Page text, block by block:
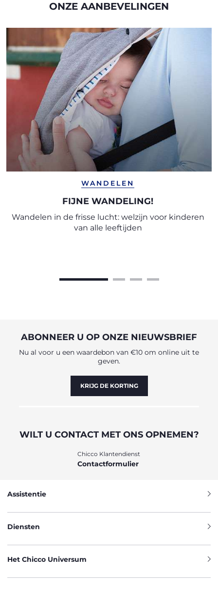
ONZE AANBEVELINGEN
WANDELEN
FIJNE WANDELING!
Wandelen in de frisse lucht: welzijn voor kinderen
van alle leeftijden
ABONNEER U OP ONZE NIEUWSBRIEF
Nu al voor u een waardebon van €10 om online uit te
geven.
KRIJG DE KORTING
WILT U CONTACT MET ONS OPNEMEN?
Chicco Klantendienst
Contactformulier
Assistentie
Diensten
Het Chicco Universum